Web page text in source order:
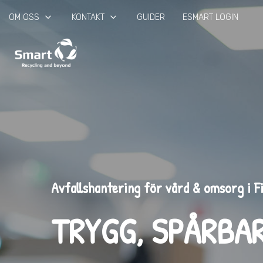
OM OSS keyboard_arrow_down KONTAKT keyboard_arrow_down GUIDER ESMART LOGIN
Avfallshantering för vård & omsorg i
TRYGG,